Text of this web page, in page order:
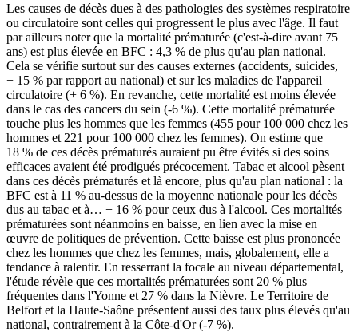
Les causes de décès dues à des pathologies des systèmes respiratoire
ou circulatoire sont celles qui progressent le plus avec l'âge. Il faut
par ailleurs noter que la mortalité prématurée (c'est-à-dire avant 75
ans) est plus élevée en BFC : 4,3 % de plus qu'au plan national.
Cela se vérifie surtout sur des causes externes (accidents, suicides,
+ 15 % par rapport au national) et sur les maladies de l'appareil
circulatoire (+ 6 %). En revanche, cette mortalité est moins élevée
dans le cas des cancers du sein (-6 %). Cette mortalité prématurée
touche plus les hommes que les femmes (455 pour 100 000 chez les
hommes et 221 pour 100 000 chez les femmes). On estime que
18 % de ces décès prématurés auraient pu être évités si des soins
efficaces avaient été prodigués précocement. Tabac et alcool pèsent
dans ces décès prématurés et là encore, plus qu'au plan national : la
BFC est à 11 % au-dessus de la moyenne nationale pour les décès
dus au tabac et à… + 16 % pour ceux dus à l'alcool. Ces mortalités
prématurées sont néanmoins en baisse, en lien avec la mise en
œuvre de politiques de prévention. Cette baisse est plus prononcée
chez les hommes que chez les femmes, mais, globalement, elle a
tendance à ralentir. En resserrant la focale au niveau départemental,
l'étude révèle que ces mortalités prématurées sont 20 % plus
fréquentes dans l'Yonne et 27 % dans la Nièvre. Le Territoire de
Belfort et la Haute-Saône présentent aussi des taux plus élevés qu'au
national, contrairement à la Côte-d'Or (-7 %).